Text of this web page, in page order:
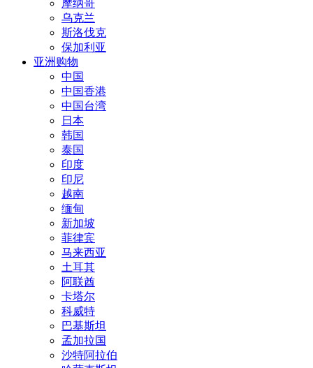
摩纳哥
乌克兰
斯洛伐克
保加利亚
亚洲购物
中国
中国香港
中国台湾
日本
韩国
泰国
印度
印尼
越南
缅甸
新加坡
菲律宾
马来西亚
土耳其
阿联酋
卡塔尔
科威特
巴基斯坦
孟加拉国
沙特阿拉伯